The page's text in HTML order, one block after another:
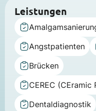
Leistungen
Angstpatienten
Brücken
CEREC (CEramic
Dentaldiagnostik